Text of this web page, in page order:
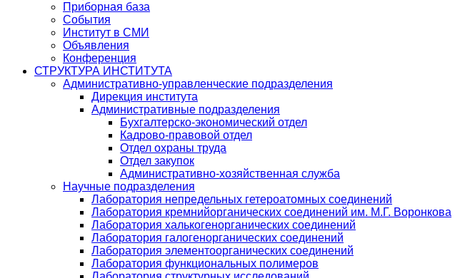
Приборная база
События
Институт в СМИ
Объявления
Конференция
СТРУКТУРА ИНСТИТУТА
Административно-управленческие подразделения
Дирекция института
Административные подразделения
Бухгалтерско-экономический отдел
Кадрово-правовой отдел
Отдел охраны труда
Отдел закупок
Административно-хозяйственная служба
Научные подразделения
Лаборатория непредельных гетероатомных соединений
Лаборатория кремнийорганических соединений им. М.Г. Воронкова
Лаборатория халькогенорганических соединений
Лаборатория галогенорганических соединений
Лаборатория элементоорганических соединений
Лаборатория функциональных полимеров